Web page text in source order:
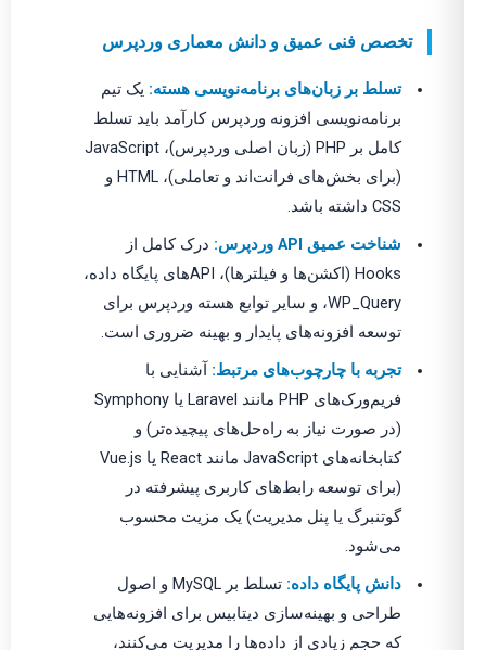
تخصص فنی عمیق و دانش معماری وردپرس
تسلط بر زبان‌های برنامه‌نویسی هسته: یک تیم
برنامه‌نویسی افزونه وردپرس کارآمد باید تسلط
کامل بر PHP (زبان اصلی وردپرس)، JavaScript
(برای بخش‌های فرانت‌اند و تعاملی)، HTML و
CSS داشته باشد.
شناخت عمیق API وردپرس:
درک کامل از
Hooks (اکشن‌ها و فیلترها)، APIهای پایگاه داده،
WP_Query، و سایر توابع هسته وردپرس برای
توسعه افزونه‌های پایدار و بهینه ضروری است.
تجربه با چارچوب‌های مرتبط: آشنایی با
فریم‌ورک‌های PHP مانند Laravel یا Symphony
(در صورت نیاز به راه‌حل‌های پیچیده‌تر) و
کتابخانه‌های JavaScript مانند React یا Vue.js
(برای توسعه رابط‌های کاربری پیشرفته در
گوتنبرگ یا پنل مدیریت) یک مزیت محسوب
می‌شود.
دانش پایگاه داده:
تسلط بر MySQL و اصول
طراحی و بهینه‌سازی دیتابیس برای افزونه‌هایی
که حجم زیادی از داده‌ها را مدیریت می‌کنند،